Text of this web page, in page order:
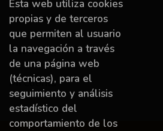
Información
Destacado
Mi cuenta
Esta web utiliza cookies
propias y de terceros
que permiten al usuario
la navegación a través
de una página web
(técnicas), para el
seguimiento y análisis
estadístico del
comportamiento de los